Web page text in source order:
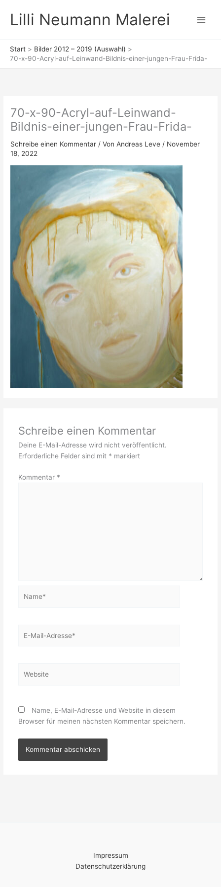
Inhalt
springen
Lilli Neumann Malerei
Start
Bilder 2012 – 2019 (Auswahl)
70-x-90-Acryl-auf-Leinwand-Bildnis-einer-jungen-Frau-Frida-
70-x-90-Acryl-auf-Leinwand-
Bildnis-einer-jungen-Frau-Frida-
Schreibe einen Kommentar / VonAndreas Leve / November
18, 2022
Schreibe einen Kommentar
Deine E-Mail-Adresse wird nicht veröffentlicht.
Erforderliche Felder sind mit * markiert
Kommentar *
Mail-
Name, E-Mail-Adresse und Website in diesem
Browser für meinen nächsten Kommentar speichern.
Impressum
Datenschutzerklärung